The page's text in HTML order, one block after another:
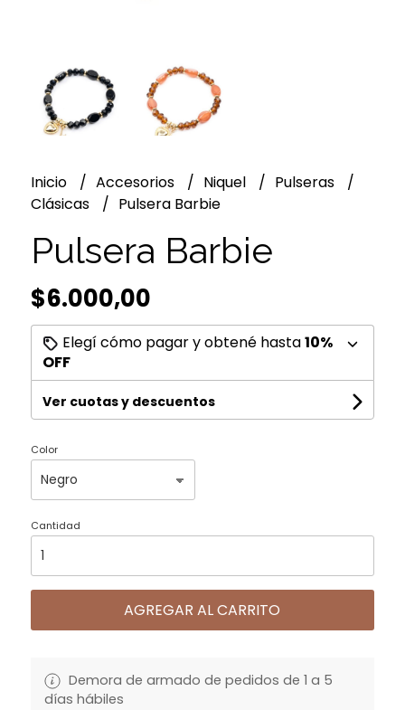
Inicio Accesorios Niquel
Pulseras
Clásicas
Pulsera Barbie
Pulsera Barbie
$6.000,00
Elegí cómo pagar y obtené hasta10%
OFF
Ver cuotas y descuentos
Color
Cantidad
AGREGAR AL CARRITO
Demora de armado de pedidos de 1 a 5
días hábiles